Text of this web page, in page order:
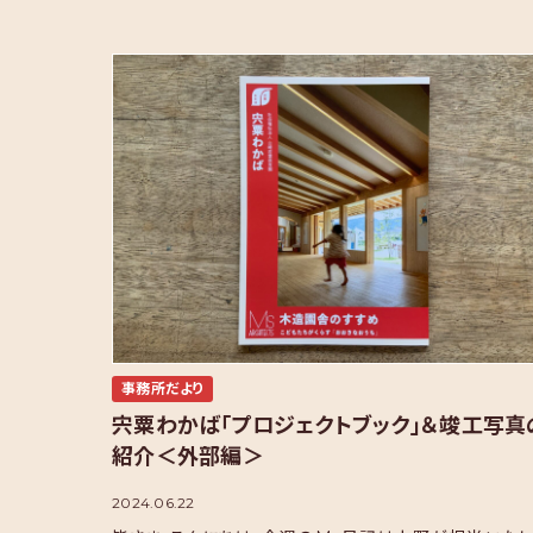
事務所だより
宍粟わかば「プロジェクトブック」＆竣工写真
紹介＜外部編＞
2024.06.22